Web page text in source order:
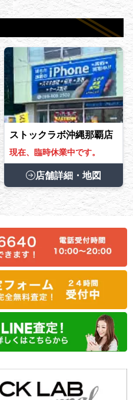
ストックラボ沖縄那覇店
現在、臨時休業中です。
店舗詳細・地図